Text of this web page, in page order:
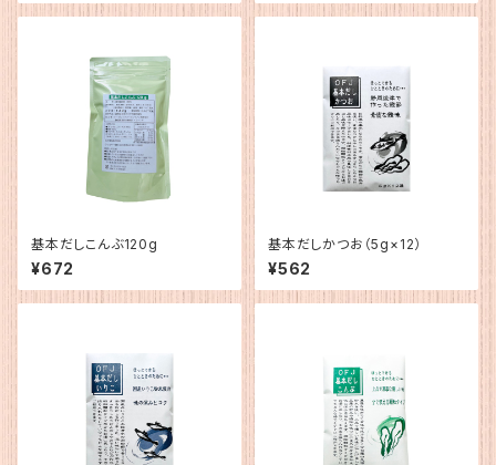
基本だしこんぶ120g
¥672
基本だしかつお（5g×12）
¥562